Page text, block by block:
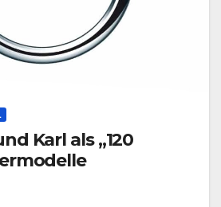
Karl als „120